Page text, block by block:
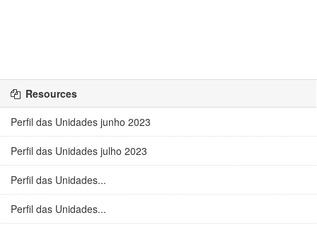
Resources
Perfil das Unidades junho 2023
Perfil das Unidades julho 2023
Perfil das Unidades...
Perfil das Unidades...